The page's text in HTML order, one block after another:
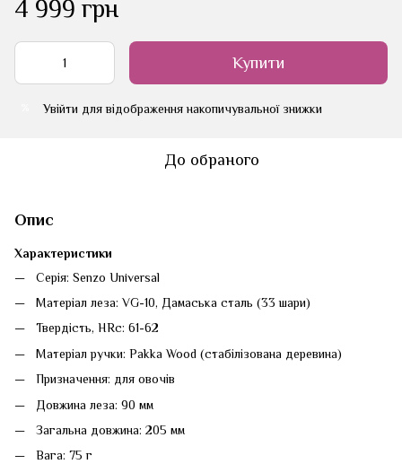
4 999 грн
Купити
Увійти для відображення накопичувальної знижки
До обраного
Опис
Характеристики
Серія: Senzo Universal
Матеріал леза: VG-10, Дамаська сталь (33 шари)
Твердість, HRc: 61-62
Матеріал ручки: Pakka Wood (стабілізована деревина)
Призначення: для овочів
Довжина леза: 90 мм
Загальна довжина: 205 мм
Вага: 75 г